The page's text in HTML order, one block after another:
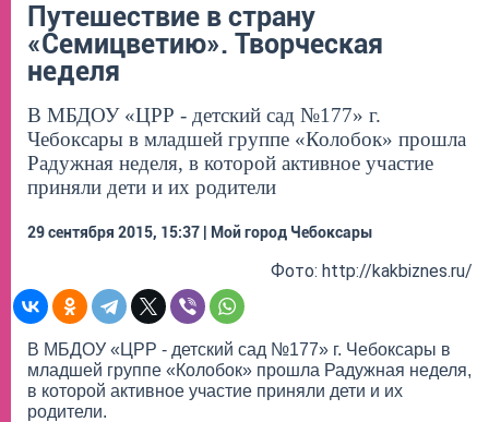
Путешествие в страну
«Семицветию». Творческая
неделя
В МБДОУ «ЦРР - детский сад №177» г.
Чебоксары в младшей группе «Колобок» прошла
Радужная неделя, в которой активное участие
приняли дети и их родители
29 сентября 2015, 15:37 | Мой город Чебоксары
Фото: http://kakbiznes.ru/
В МБДОУ «ЦРР - детский сад №177» г. Чебоксары в
младшей группе «Колобок» прошла Радужная неделя,
в которой активное участие приняли дети и их
родители.